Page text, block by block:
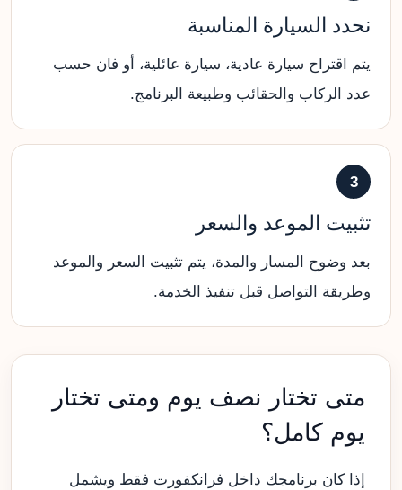
نحدد السيارة المناسبة
يتم اقتراح سيارة عادية، سيارة عائلية، أو فان حسب
عدد الركاب والحقائب وطبيعة البرنامج.
3
تثبيت الموعد والسعر
بعد وضوح المسار والمدة، يتم تثبيت السعر والموعد
وطريقة التواصل قبل تنفيذ الخدمة.
متى تختار نصف يوم ومتى تختار
يوم كامل؟
إذا كان برنامجك داخل فرانكفورت فقط ويشمل